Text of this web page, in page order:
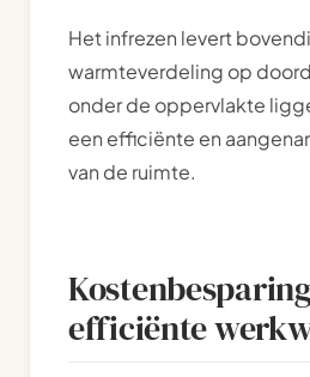
Het infrezen levert
warmteverdeling op
onder de oppervlakte
een efficiënte en
van de ruimte.
efficiënte